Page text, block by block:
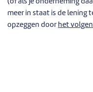
(of als je onderneming
meer in staat is de lening
opzeggen door het